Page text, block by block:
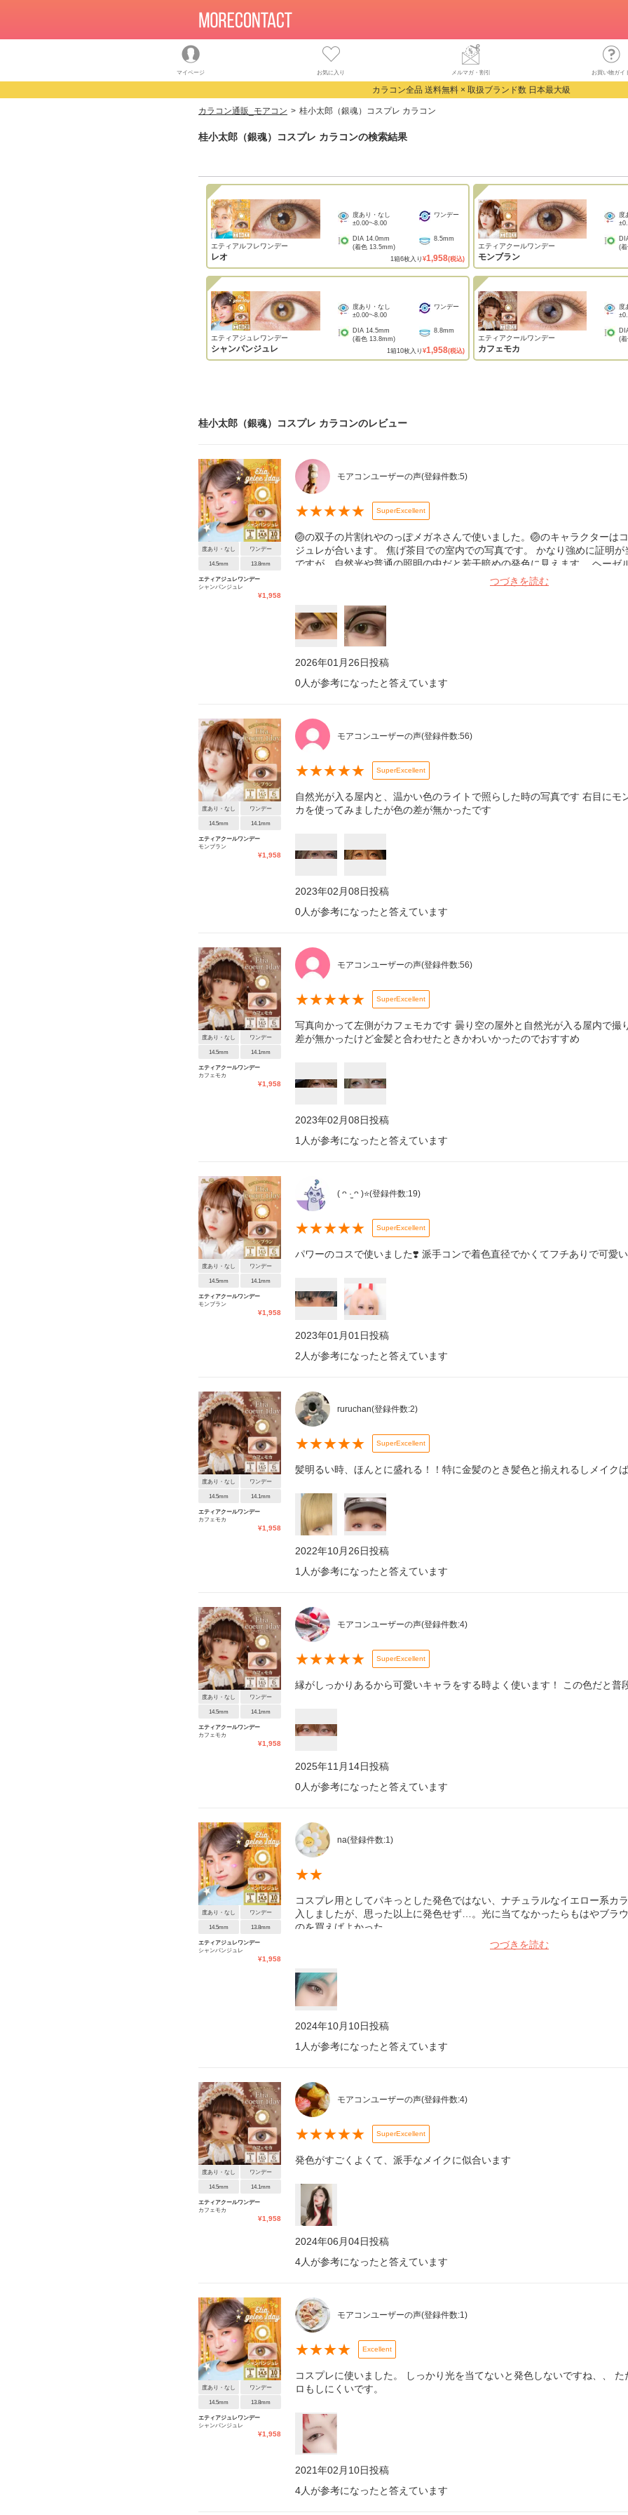
マイページ お気に入り メルマガ・割引 お買い物ガイ
カラコン全品 送料無料 × 取扱ブランド数 日本最大級
カラコン通販_モアコン 桂小太郎（銀魂）コスプレ カラコン
桂小太郎（銀魂）コスプレ カラコンの検索結果
エティアルフレワンデー
レオ
度あり・なし
±0.00~-8.00
ワンデー
DIA 14.0mm
(着色 13.5mm)
8.5mm
1箱6枚入り ¥1,958(税込)
エティアクールワンデー
モンブラン
度
(
エティアジュレワンデー
シャンパンジュレ
度あり・なし
±0.00~-8.00
ワンデー
DIA 14.5mm
(着色 13.8mm)
8.8mm
1箱10枚入り ¥1,958(税込)
エティアクールワンデー
カフェモカ
度
(
桂小太郎（銀魂）コスプレ カラコンのレビュー
度あり・なし ワンデー
14.5mm 13.8mm
エティアジュレワンデー
シャンパンジュレ
¥1,958
モアコンユーザーの声(登録件数:5)
★★★★★ SuperExcellent
🏐の双子の片割れやのっぽメガネさんで使いました。🏐のキャラクターは
ジュレが合います。 焦げ茶目での室内での写真です。 かなり強めに証明
ですが、自然光や普通の照明の中だと若干暗めの発色に見えます。 ヘーゼ
える色感ですが濃い、暗めの茶色より発色して欲しい時にピッタリだと思
つづきを読む
2026年01月26日投稿
0人が参考になったと答えています
度あり・なし ワンデー
14.5mm 14.1mm
エティアクールワンデー
モンブラン
¥1,958
モアコンユーザーの声(登録件数:56)
★★★★★ SuperExcellent
自然光が入る屋内と、温かい色のライトで照らした時の写真です 右目にモ
カを使ってみましたが色の差が無かったです
2023年02月08日投稿
0人が参考になったと答えています
度あり・なし ワンデー
14.5mm 14.1mm
エティアクールワンデー
カフェモカ
¥1,958
モアコンユーザーの声(登録件数:56)
★★★★★ SuperExcellent
写真向かって左側がカフェモカです 曇り空の屋外と自然光が入る屋内で撮
差が無かったけど金髪と合わせたときかわいかったのでおすすめ
2023年02月08日投稿
1 人が参考になったと答えています
度あり・なし ワンデー
14.5mm 14.1mm
エティアクールワンデー
モンブラン
¥1,958
( ᴖ ·̫ ᴖ )⭐(登録件数:19)
★★★★★ SuperExcellent
パワーのコスで使いました❣️ 派手コンで着色直径でかくてフチありで可愛い
2023年01月01日投稿
2 人が参考になったと答えています
度あり・なし ワンデー
14.5mm 14.1mm
エティアクールワンデー
カフェモカ
¥1,958
ruruchan(登録件数:2)
★★★★★ SuperExcellent
髪明るい時、ほんとに盛れる！！特に金髪のとき髪色と揃えれるしメイク
2022年10月26日投稿
1 人が参考になったと答えています
度あり・なし ワンデー
14.5mm 14.1mm
エティアクールワンデー
カフェモカ
¥1,958
モアコンユーザーの声(登録件数:4)
★★★★★ SuperExcellent
縁がしっかりあるから可愛いキャラをする時よく使います！ この色だと普
2025年11月14日投稿
0人が参考になったと答えています
度あり・なし ワンデー
14.5mm 13.8mm
エティアジュレワンデー
シャンパンジュレ
¥1,958
na(登録件数:1)
★★
コスプレ用としてパキっとした発色ではない、ナチュラルなイエロー系カ
入しましたが、思った以上に発色せず…。光に当てなかったらもはやブラ
のを買えばよかった。
つづきを読む
2024年10月10日投稿
1 人が参考になったと答えています
度あり・なし ワンデー
14.5mm 14.1mm
エティアクールワンデー
カフェモカ
¥1,958
モアコンユーザーの声(登録件数:4)
★★★★★ SuperExcellent
発色がすごくよくて、派手なメイクに似合います
2024年06月04日投稿
4人が参考になったと答えています
度あり・なし ワンデー
14.5mm 13.8mm
エティアジュレワンデー
シャンパンジュレ
¥1,958
モアコンユーザーの声(登録件数:1)
★★★★ Excellent
コスプレに使いました。 しっかり光を当てないと発色しないですね、、
ロもしにくいです。
2021年02月10日投稿
4人が参考になったと答えています